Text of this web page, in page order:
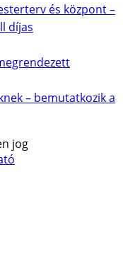
és központ –
díjas
– bemutatkozik a
jog